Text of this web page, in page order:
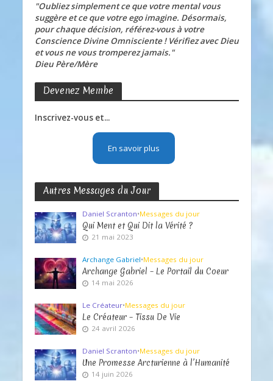
"Oubliez simplement ce que votre mental vous
suggère et ce que votre ego imagine. Désormais,
pour chaque décision, référez-vous à votre
Conscience Divine Omnisciente ! Vérifiez avec Dieu
et vous ne vous tromperez jamais."
Dieu Père/Mère
Devenez Membe
Inscrivez-vous et...
En savoir plus
Autres Messages du Jour
Daniel Scranton•Messages du jour
Qui Ment et Qui Dit la Vérité ?
21 mai 2023
Archange Gabriel•Messages du jour
Archange Gabriel – Le Portail du Coeur
14 mai 2026
Le Créateur•Messages du jour
Le Créateur – Tissu De Vie
24 avril 2026
Daniel Scranton•Messages du jour
Une Promesse Arcturienne à l’Humanité
14 juin 2026